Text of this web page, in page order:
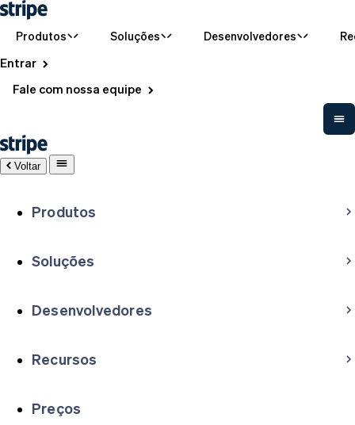
Produtos Soluções Desenvolvedores
Entrar
Fale com nossa equipe
Voltar
Produtos
Soluções
Desenvolvedores
Recursos
Preços